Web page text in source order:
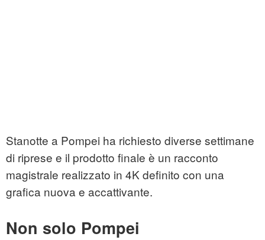
Stanotte a Pompei ha richiesto diverse settimane
di riprese e il prodotto finale è un racconto
magistrale realizzato in 4K definito con una
grafica nuova e accattivante.
Non solo Pompei